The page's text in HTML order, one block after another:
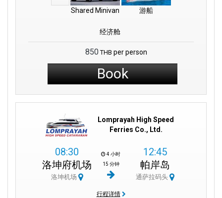
Park)等待着自然爱好者的到来。这座保护区是泰国南部翠绿心脏
的代表,展现了该地区原始的美景。
泰国湾附近有原始海滩,素叻他尼(Surat Thani)拥有金色海岸,适合
作,如皮影戏,这是洛坤府(Nakhon Si Thammarat)文化的象征。
这些精致的作品可以作为永恒的纪念品。那空是市拥有熙熙攘攘
了解泰国的壮丽。
国南部历史悠久,风光旖旎。古老的帕玛哈泰寺(Wat Phra
Mahathat)让您深入了解该地区的宗教历史。附近素叻他尼(Surat
Thani)宁静的海滩上,细软的沙滩在向您招手。
历史悠久的Nakhon Si Thammarat城墙见证着逝去的时光。这些地
Shared Minivan 游船
经济舱
850 THB per person
Book
Lomprayah High Speed
Ferries Co., Ltd.
08:30
洛坤府机场
洛坤机场
4 小时
15 分钟
12:45
帕岸岛
通萨拉码头
行程详情